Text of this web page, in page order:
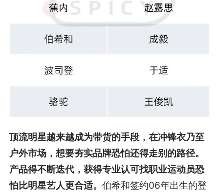
顶流明星越来越成为带货的手段，在冲锋衣乃至
户外市场，想要夯实品牌恐怕还得走别的路径。
产品得不断迭代，获得专业认可找职业运动员恐
怕比明星艺人更合适。伯希和签约06年出生的登